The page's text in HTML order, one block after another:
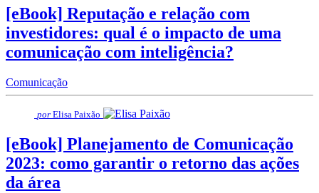
[eBook] Reputação e relação com
investidores: qual é o impacto de uma
comunicação com inteligência?
Comunicação
por Elisa Paixão
[eBook] Planejamento de Comunicação
2023: como garantir o retorno das ações
da área